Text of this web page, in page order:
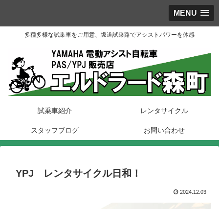
MENU
多種多様な試乗車をご用意、坂道試乗路でアシストパワーを体感
試乗車紹介 レンタサイクル
スタッフブログ お問い合わせ
YPJ レンタサイクル日和！
2024.12.03